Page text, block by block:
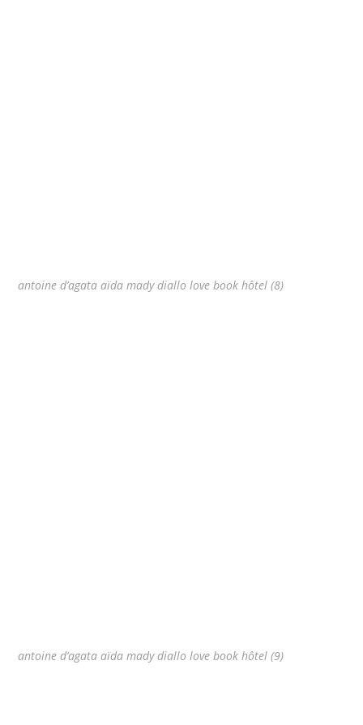
antoine d’agata aïda mady diallo love book hôtel (8)
antoine d’agata aïda mady diallo love book hôtel (9)